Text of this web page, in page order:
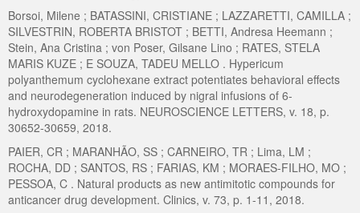
Borsoi, Milene ; BATASSINI, CRISTIANE ; LAZZARETTI, CAMILLA ;
SILVESTRIN, ROBERTA BRISTOT ; BETTI, Andresa Heemann ;
Stein, Ana Cristina ; von Poser, Gilsane Lino ; RATES, STELA
MARIS KUZE ; E SOUZA, TADEU MELLO . Hypericum
polyanthemum cyclohexane extract potentiates behavioral effects
and neurodegeneration induced by nigral infusions of 6-
hydroxydopamine in rats. NEUROSCIENCE LETTERS, v. 18, p.
30652-30659, 2018.
PAIER, CR ; MARANHÃO, SS ; CARNEIRO, TR ; Lima, LM ;
ROCHA, DD ; SANTOS, RS ; FARIAS, KM ; MORAES-FILHO, MO ;
PESSOA, C . Natural products as new antimitotic compounds for
anticancer drug development. Clinics, v. 73, p. 1-11, 2018.